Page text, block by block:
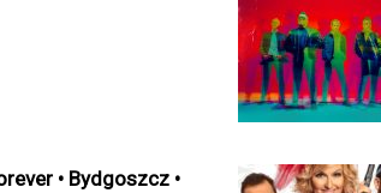
• Bydgoszcz •